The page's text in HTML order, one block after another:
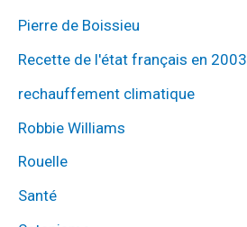
Pierre de Boissieu
Recette de l'état français en 2003
rechauffement climatique
Robbie Williams
Rouelle
Santé